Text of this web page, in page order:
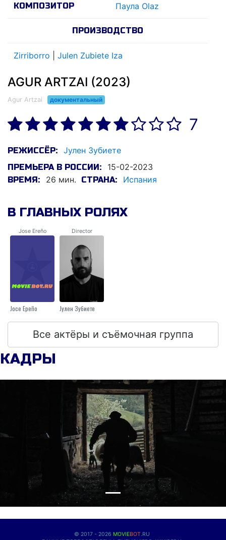
КОМПОЗИТОР Паула Olaz
ПРОИЗВОДСТВО
Zirriborro Julen Zubiete Iza
AGUR ARTZAI (2023)
Agur Artzai документальный
7
РЕЖИССЁР: Jулен Зубиете
ПРЕМЬЕРА В РОССИИ: 15-02-2023
ВРЕМЯ: 26 мин. СТРАНА: Испания
В ГЛАВНЫХ РОЛЯХ
Jose Ereño
Jосе Ереñо
Director
Jулен Зубиете
Все актёры и съёмочная группа
КАДРЫ
© 2017 - 2026 MOVIEBOT.RU